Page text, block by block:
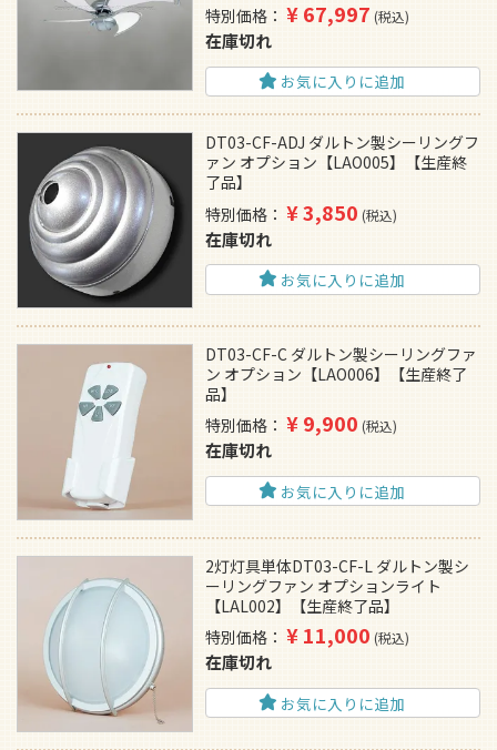
特別価格 ¥67,997 税込
在庫切れ
お気に入りに追加
DT03-CF-ADJ ダルトン製シーリングフ
ァン オプション【LAO005】【生産終
了品】
特別価格
¥3,850 税込
在庫切れ
お気に入りに追加
DT03-CF-C ダルトン製シーリングファ
ン オプション【LAO006】【生産終了
品】
特別価格
¥9,900 税込
在庫切れ
お気に入りに追加
2灯灯具単体DT03-CF-L ダルトン製シ
ーリングファン オプションライト
【LAL002】【生産終了品】
特別価格
¥11,000 税込
在庫切れ
お気に入りに追加